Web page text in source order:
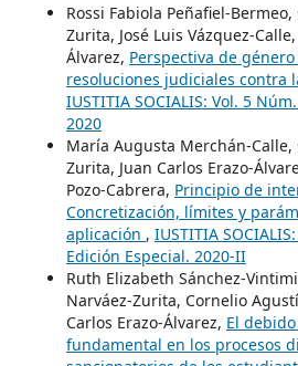
Rossi Fabiola Peñafiel-
Zurita, José Luis Vázquez-
Álvarez, Perspectiva de
resoluciones judiciales contra
IUSTITIA SOCIALIS: Vol. 5
2020
María Augusta Merchán-Calle,
Zurita, Juan Carlos Erazo-
Pozo-Cabrera, Principio de
Concretización, límites y
aplicación , IUSTITIA
Edición Especial. 2020-II
Ruth Elizabeth Sánchez-
Narváez-Zurita, Cornelio
Carlos Erazo-Álvarez, El
fundamental en los procesos